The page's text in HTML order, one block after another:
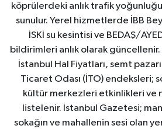
köprülerdeki anlık trafik
sunulur. Yerel hizmetlerde İBB
İSKİ su kesintisi ve BEDAŞ/
bildirimleri anlık olarak
İstanbul Hal Fiyatları, semt
Ticaret Odası (İTO) endeksleri;
kültür merkezleri etkinlikleri ve
listelenir. İstanbul Gazetesi;
sokağın ve mahallenin sesi olan